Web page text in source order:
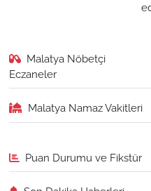
Malatya Nöbetçi
Eczaneler
Malatya Namaz Vakitleri
Puan Durumu ve Fikstür